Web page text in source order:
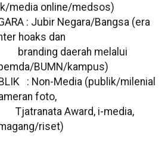
media online/medsos)
: Jubir Negara/Bangsa (era
hoaks dan
melalui
BUMN/kampus)
: Non-Media (publik/milenial
foto,
Award, i-media,
riset)